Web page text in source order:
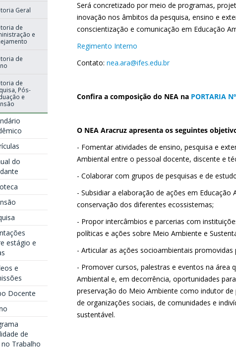
Geral
de
e
de
de
Pós-
e
do
estágio e
e
Docente
de
no Trabalho
Será concretizado por meio de programas,
inovação nos âmbitos da pesquisa, ensino e
conscientização e comunicação em Educação
Regimento Interno
Contato: nea.ara@ifes.edu.br
Confira a composição do NEA na PORTARIA
O NEA Aracruz apresenta os seguintes
- Fomentar atividades de ensino, pesquisa e
Ambiental entre o pessoal docente, discente e
- Colaborar com grupos de pesquisas e de
- Subsidiar a elaboração de ações em
conservação dos diferentes ecossistemas;
- Propor intercâmbios e parcerias com
políticas e ações sobre Meio Ambiente e
- Articular as ações socioambientais
- Promover cursos, palestras e eventos na
Ambiental e, em decorrência, oportunidades
preservação do Meio Ambiente como indutor
de organizações sociais, de comunidades e
sustentável.